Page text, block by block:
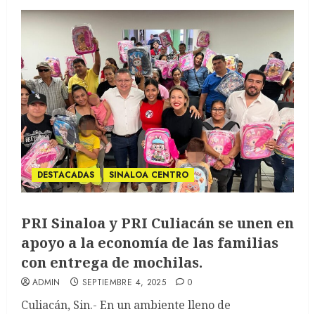
DESTACADAS SINALOA CENTRO
PRI Sinaloa y PRI Culiacán se unen en
apoyo a la economía de las familias
con entrega de mochilas.
ADMIN SEPTIEMBRE 4, 2025 0
Culiacán, Sin.- En un ambiente lleno de